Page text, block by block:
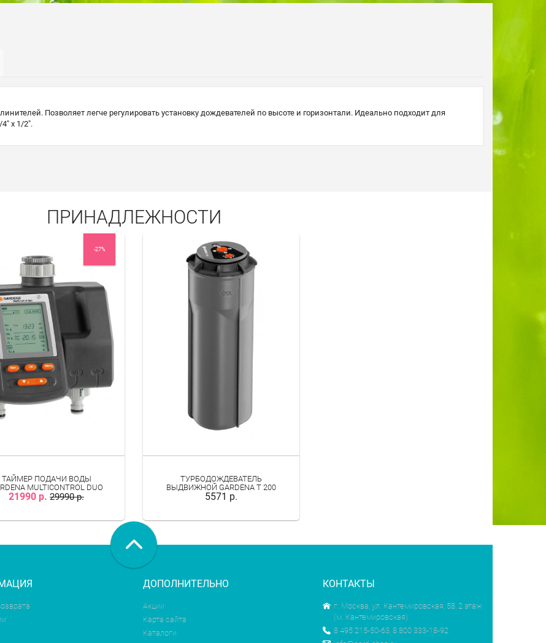
Позволяет легче регулировать установку дождевателей по высоте и горизонтали. Идеально подходит для
х 1/2".
ПРИНАДЛЕЖНОСТИ
-27%
ТАЙМЕР ПОДАЧИ ВОДЫ
MULTICONTROL DUO
21990 р. 29990 р.
ТУРБОДОЖДЕВАТЕЛЬ
ВЫДВИЖНОЙ GARDENA T 200
5571 р.
ДОПОЛНИТЕЛЬНО
Акции
Карта сайта
Каталоги
КОНТАКТЫ
г. Москва, ул. Кантемировская, 58, 2 этаж
(м. Кантемировская)
8 495 215-50-63, 8 800 333-18-92